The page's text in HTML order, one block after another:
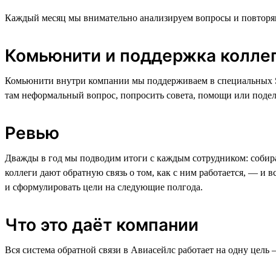
Каждый месяц мы внимательно анализируем вопросы и
Комьюнити и поддержка
Комьюнити внутри компании мы поддерживаем в специальных
там неформальный вопрос, попросить совета, помощи или
Ревью
Дважды в год мы подводим итоги с каждым сотрудником:
коллеги дают обратную связь о том, как с ним работается, — и
и сформулировать цели на следующие полгода.
Что это даёт компании
Вся система обратной связи в Авиасейлс работает на одну